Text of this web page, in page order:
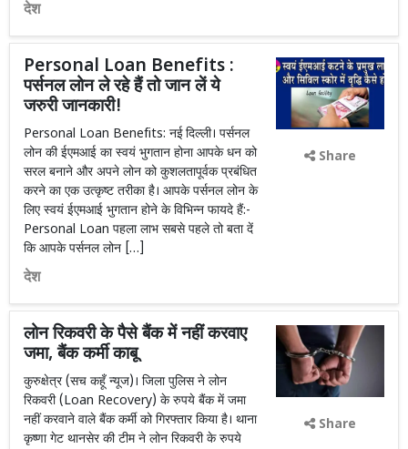
देश
Personal Loan Benefits :
पर्सनल लोन ले रहे हैं तो जान लें ये
जरुरी जानकारी!
Personal Loan Benefits: नई दिल्ली। पर्सनल
लोन की ईएमआई का स्वयं भुगतान होना आपके धन को
सरल बनाने और अपने लोन को कुशलतापूर्वक प्रबंधित
करने का एक उत्कृष्ट तरीका है। आपके पर्सनल लोन के
लिए स्वयं ईएमआई भुगतान होने के विभिन्न फायदे हैं:-
Personal Loan पहला लाभ सबसे पहले तो बता दें
कि आपके पर्सनल लोन […]
देश
Share
लोन रिकवरी के पैसे बैंक में नहीं करवाए
जमा, बैंक कर्मी काबू
कुरुक्षेत्र (सच कहूँ न्यूज)। जिला पुलिस ने लोन
रिकवरी (Loan Recovery) के रुपये बैंक में जमा
नहीं करवाने वाले बैंक कर्मी को गिरफ्तार किया है। थाना
कृष्णा गेट थानसेर की टीम ने लोन रिकवरी के रुपये
Share